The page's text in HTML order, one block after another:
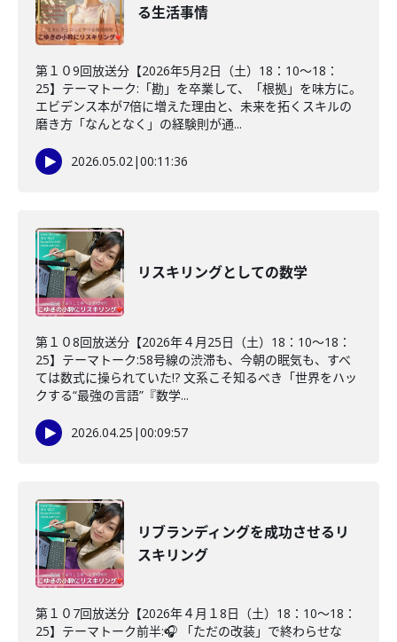
る生活事情
第１０9回放送分【2026年5月2日（土）18：10～18：
25】テーマトーク:「勘」を卒業して、「根拠」を味方に。
エビデンス本が7倍に増えた理由と、未来を拓くスキルの
磨き方「なんとなく」の経験則が通...
2026.05.02|00:11:36
リスキリングとしての数学
第１０8回放送分【2026年４月25日（土）18：10～18：
25】テーマトーク:58号線の渋滞も、今朝の眠気も、すべ
ては数式に操られていた!? 文系こそ知るべき「世界をハッ
クする“最強の言語”『数学...
2026.04.25 |00:09:57
リブランディングを成功させるリ
スキリング
第１０7回放送分【2026年４月１8日（土）18：10～18：
25】テーマトーク前半:🎧 「ただの改装」で終わらせな